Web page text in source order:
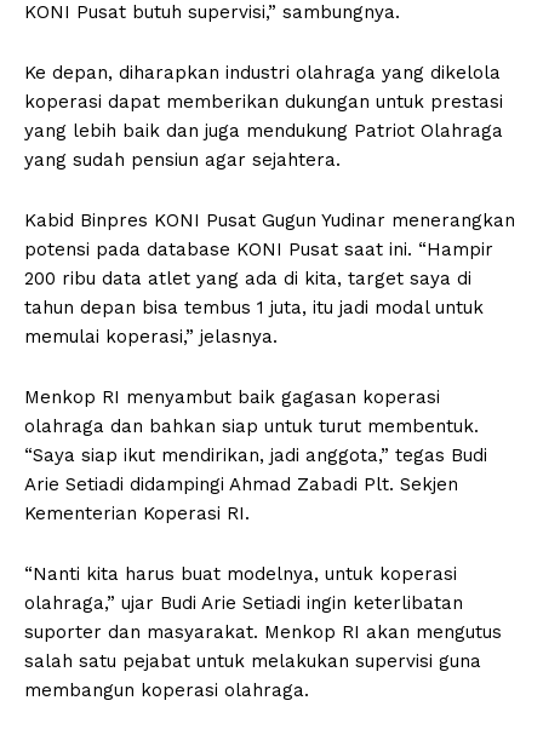
KONI Pusat butuh supervisi,” sambungnya.
Ke depan, diharapkan industri olahraga yang dikelola
koperasi dapat memberikan dukungan untuk prestasi
yang lebih baik dan juga mendukung Patriot Olahraga
yang sudah pensiun agar sejahtera.
Kabid Binpres KONI Pusat Gugun Yudinar menerangkan
potensi pada database KONI Pusat saat ini. “Hampir
200 ribu data atlet yang ada di kita, target saya di
tahun depan bisa tembus 1 juta, itu jadi modal untuk
memulai koperasi,” jelasnya.
Menkop RI menyambut baik gagasan koperasi
olahraga dan bahkan siap untuk turut membentuk.
“Saya siap ikut mendirikan, jadi anggota,” tegas Budi
Arie Setiadi didampingi Ahmad Zabadi Plt. Sekjen
Kementerian Koperasi RI.
“Nanti kita harus buat modelnya, untuk koperasi
olahraga,” ujar Budi Arie Setiadi ingin keterlibatan
suporter dan masyarakat. Menkop RI akan mengutus
salah satu pejabat untuk melakukan supervisi guna
membangun koperasi olahraga.